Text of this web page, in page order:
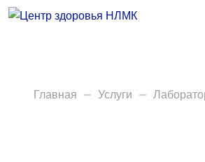
Анализы
Главная Услуги